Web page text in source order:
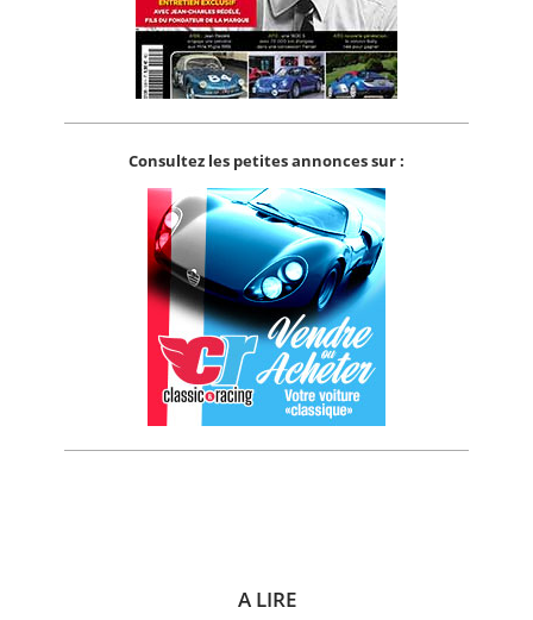
Consultez les petites annonces sur :
A LIRE